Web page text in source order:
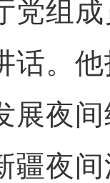
组成
话。
展夜
疆夜